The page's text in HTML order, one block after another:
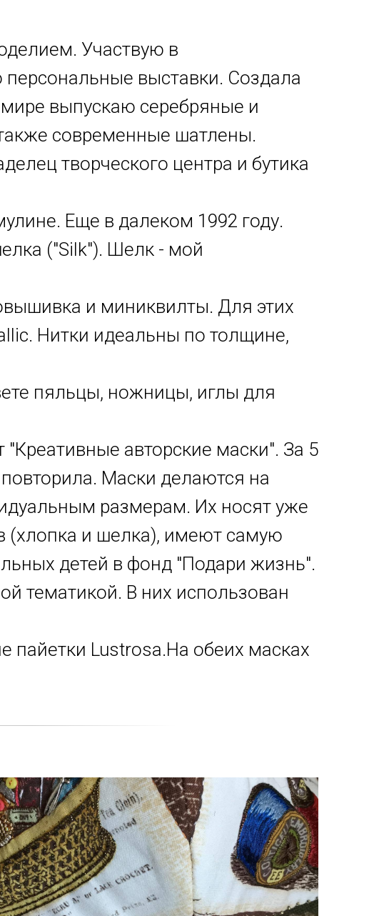
Участвую в
выставки. Создала
выпускаю серебряные и
современные шатлены.
творческого центра и бутика
Еще в далеком 1992 году.
("Silk"). Шелк - мой
и миниквилты. Для этих
Нитки идеальны по толщине,
пяльцы, ножницы, иглы для
авторские маски". За 5
Маски делаются на
размерам. Их носят уже
(хлопка и шелка), имеют самую
детей в фонд "Подари жизнь".
тематикой. В них использован
пайетки Lustrosa.На обеих масках